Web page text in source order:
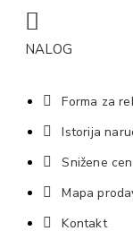
NALOG
Forma za
Istorija
Snižene
Mapa
Kontakt